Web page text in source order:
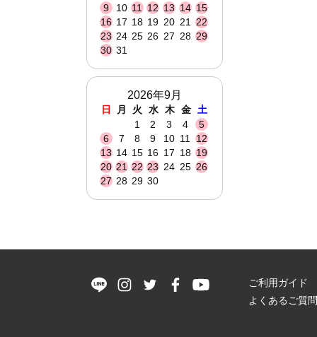
9
10 11 12 13 14 15
16 17 18 19 20 21 22
23 24 25 26 27 28 29
30 31
2026年9月
日 月 火 水 木 金
土
1
2 3 4
5
6
7 8 9 10 11
12
13 14 15 16 17 18 19
20 21 22 23 24 25 26
27 28 29 30
ご利用ガイド
よくあるご質問